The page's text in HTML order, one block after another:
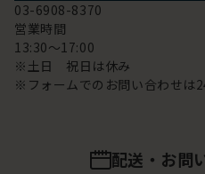
03-6908-8370
営業時間
13:30～17:00
※土日 祝日は休み
※フォームでのお問い合わせは
配送・お問